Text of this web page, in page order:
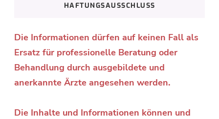
HAFTUNGSAUSSCHLUSS
Die Informationen dürfen auf keinen Fall als
Ersatz für professionelle Beratung oder
Behandlung durch ausgebildete und
anerkannte Ärzte angesehen werden.
Die Inhalte und Informationen können und